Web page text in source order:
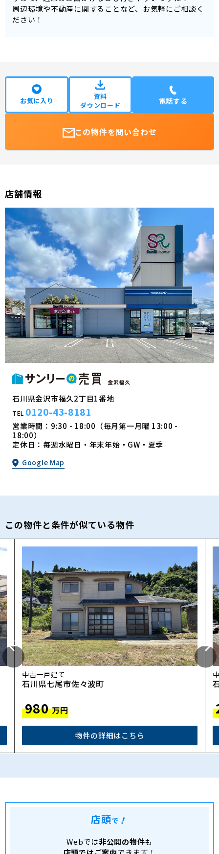
周辺環境や不動産に関することなど、お気軽にご相談く
ださい！
お気に入り
資料
ダウンロード
電話する
この物件を問い合わせ
店舗情報
石川県金沢市福久2丁目1番地
TEL 0120-43-8181
営業時間：9:30 - 18:00（毎月第一月曜 13:00 -
18:00）
定休日：毎週水曜日・年末年始・GW・夏季
Google Map
この物件と条件が似ている物件
中古一戸建て
石川県七尾市佐々波町
980 万円
物件の詳細はこちら
店頭で！
Webでは非公開の物件も